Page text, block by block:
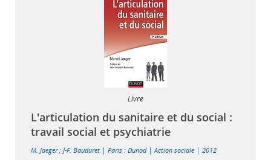
Livre
L'articulation du sanitaire et du social :
travail social et psychiatrie
M. Jaeger; J-F. Bauduret | Paris : Dunod|Action sociale | 2012